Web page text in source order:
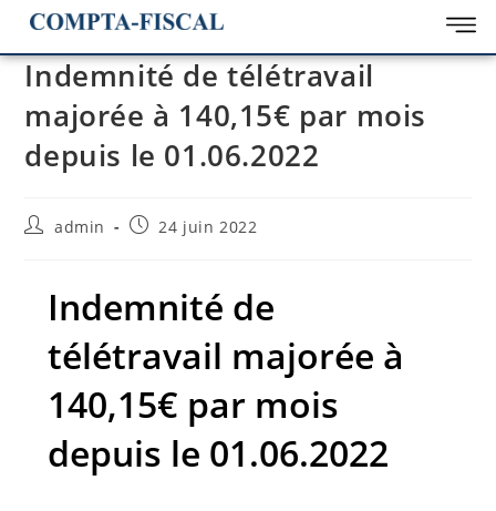
Indemnité de télétravail
majorée à 140,15€ par mois
depuis le 01.06.2022
admin 24 juin 2022
Indemnité de
télétravail majorée à
140,15€ par mois
depuis le 01.06.2022